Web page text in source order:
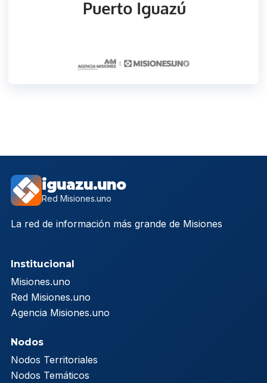
iguazu.uno
Red Misiones.uno
La red de información más grande de Misiones
Institucional
Misiones.uno
Red Misiones.uno
Agencia Misiones.uno
Nodos
Nodos Territoriales
Nodos Temáticos